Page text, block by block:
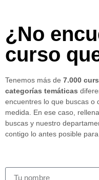
¿No
curso
Tenemos más de 7.000
categorías temáticas
encuentres lo que buscas o
medida. En ese caso,
buscas y nuestro
contigo lo antes posible para